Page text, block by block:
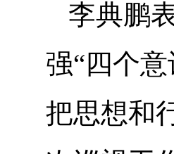
李典鹏
强“四个
把思想和